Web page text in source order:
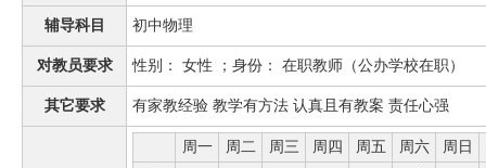
辅导科目 初中物理
对教员要求 性别： 女性 ；身份： 在职教师（公办学校在职）
其它要求 有家教经验 教学有方法 认真且有教案 责任心强
周一 周二 周三 周四 周五 周六 周日